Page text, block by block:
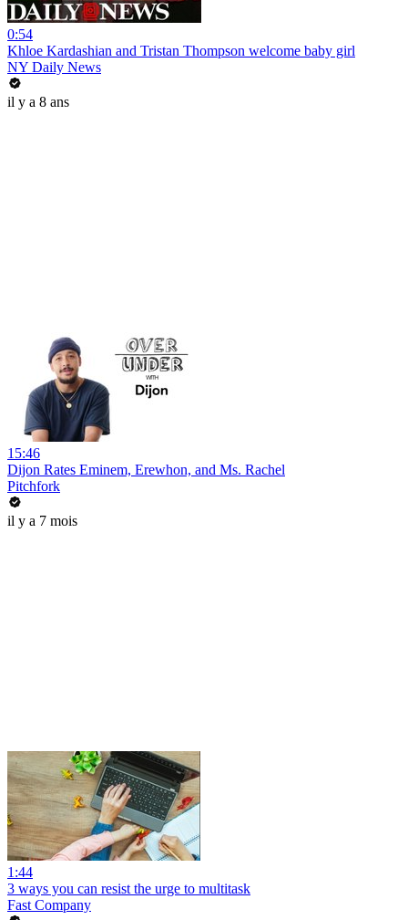
0:54
Khloe Kardashian and Tristan Thompson welcome baby girl
NY Daily News
il y a 8 ans
15:46
Dijon Rates Eminem, Erewhon, and Ms. Rachel
Pitchfork
il y a 7 mois
1:44
3 ways you can resist the urge to multitask
Fast Company